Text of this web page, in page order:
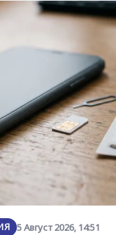
5 Август 2026, 14:51